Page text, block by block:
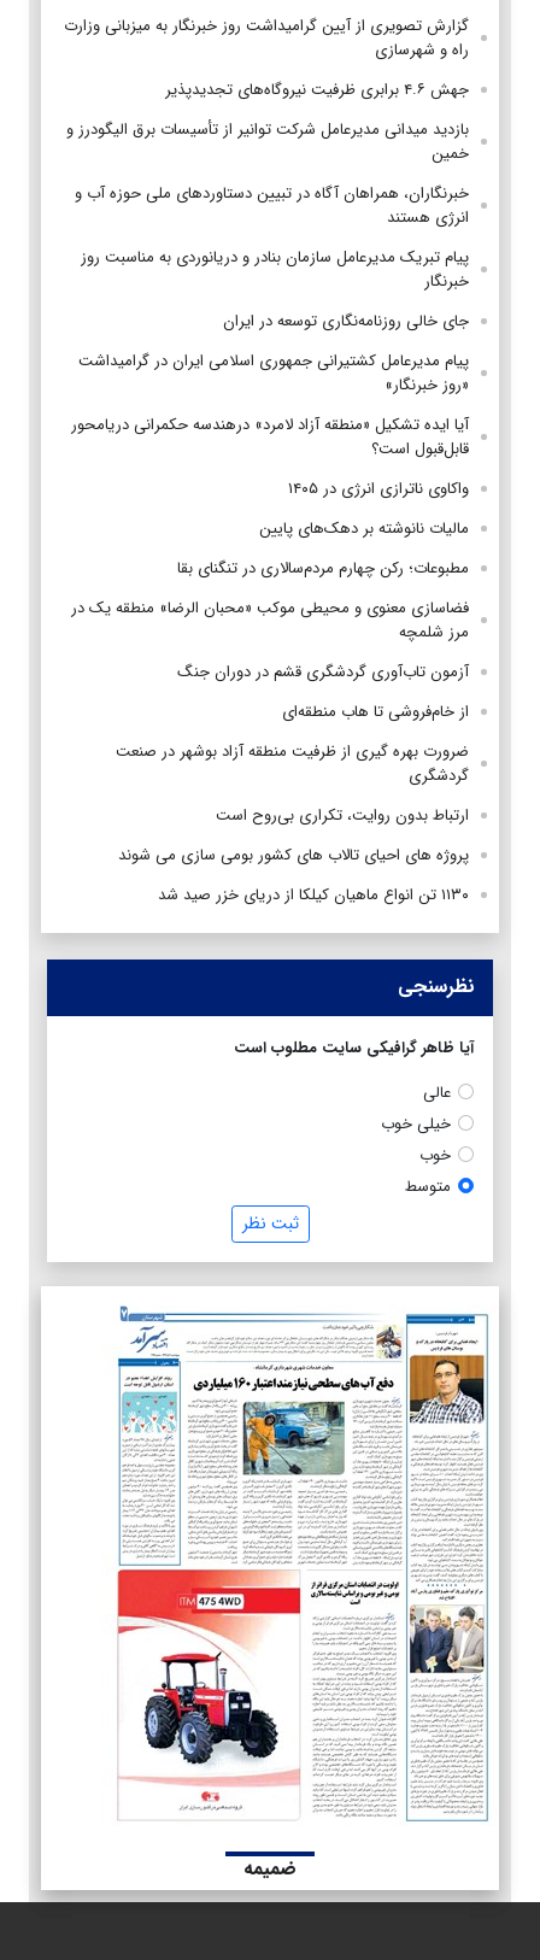
گزارش تصویری از آیین گرامیداشت روز خبرنگار به میزبانی وزارت
راه و شهرسازی
جهش ۴.۶ برابری ظرفیت نیروگاه‌های تجدیدپذیر
بازدید میدانی مدیرعامل شرکت توانیر از تأسیسات برق الیگودرز و
خمین
خبرنگاران، همراهان آگاه در تبیین دستاوردهای ملی حوزه آب و
انرژی هستند
پیام تبریک مدیرعامل سازمان بنادر و دریانوردی به مناسبت روز
خبرنگار
جای خالی روزنامه‌نگاری توسعه در ایران
پیام مدیرعامل کشتیرانی جمهوری اسلامی ایران در گرامیداشت
«روز خبرنگار»
آیا ایده تشکیل «منطقه آزاد لامرد» درهندسه حکمرانی دریامحور
قابل‌قبول است؟
واکاوی ناترازی انرژی در ۱۴۰۵
مالیات نانوشته بر دهک‌های پایین
مطبوعات؛ رکن چهارم مردم‌سالاری در تنگنای بقا
فضاسازی معنوی و محیطی موکب «محبان الرضا» منطقه یک در
مرز شلمچه
آزمون تاب‌آوری گردشگری قشم در دوران جنگ
از خام‌فروشی تا هاب منطقه‌ای
ضرورت بهره گیری از ظرفیت منطقه آزاد بوشهر در صنعت
گردشگری
ارتباط بدون روایت، تکراری بی‌روح است
پروژه های احیای تالاب های کشور بومی سازی می شوند
۱۱۳۰ تن انواع ماهیان کیلکا از دریای خزر صید شد
نظرسنجی
آیا ظاهر گرافیکی سایت مطلوب است
عالی
خیلی خوب
خوب
متوسط
ثبت نظر
ضمیمه